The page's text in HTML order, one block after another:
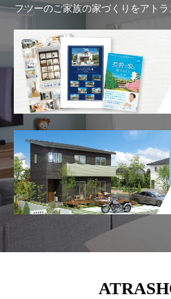
フツーのご家族の家づくりをアト